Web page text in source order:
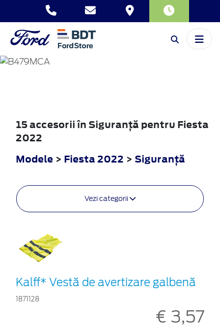
FIESTA
15 accesorii în Siguranţă pentru Fiesta
2022
Modele > Fiesta 2022 > Siguranţă
Vezi categorii
Kalff* Vestă de avertizare galbenă
1871128
€ 3,57